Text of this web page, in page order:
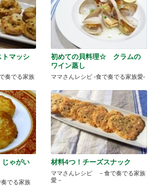
トマッシ
奏でる家族
初めての貝料理☆ クラムの
ワイン蒸し
ママさんレシピ -食で奏でる家族愛-
ゃがい
でる家族
材料4つ！チーズスナック
ママさんレシピ －食で奏でる家族
愛－